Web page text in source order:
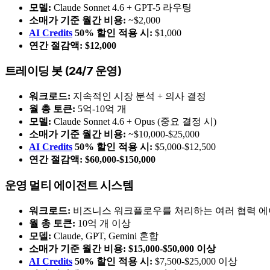
모델: Claude Sonnet 4.6 + GPT-5 라우팅
소매가 기준 월간 비용: ~$2,000
AI Credits 50% 할인 적용 시: $1,000
연간 절감액: $12,000
트레이딩 봇 (24/7 운영)
워크로드: 지속적인 시장 분석 + 의사 결정
월 총 토큰: 5억-10억 개
모델: Claude Sonnet 4.6 + Opus (중요 결정 시)
소매가 기준 월간 비용: ~$10,000-$25,000
AI Credits 50% 할인 적용 시: $5,000-$12,500
연간 절감액: $60,000-$150,000
운영 멀티 에이전트 시스템
워크로드: 비즈니스 워크플로우를 처리하는 여러 협력
월 총 토큰: 10억 개 이상
모델: Claude, GPT, Gemini 혼합
소매가 기준 월간 비용: $15,000-$50,000 이상
AI Credits 50% 할인 적용 시: $7,500-$25,000 이상